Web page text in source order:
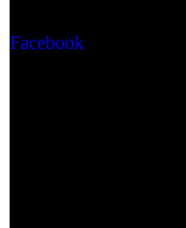
Facebook